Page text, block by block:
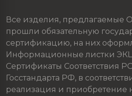
Все изделия, предлагаемые
прошли обязательную
сертификацию, на них
Информационные листки
Сертификаты Соответствия
Госстандарта РФ, в
реализация и приобретение